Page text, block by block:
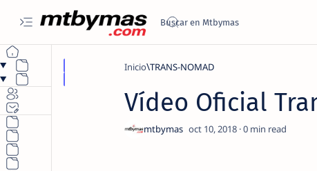
Inicio TRANS-NOMAD
Vídeo Oficial
0